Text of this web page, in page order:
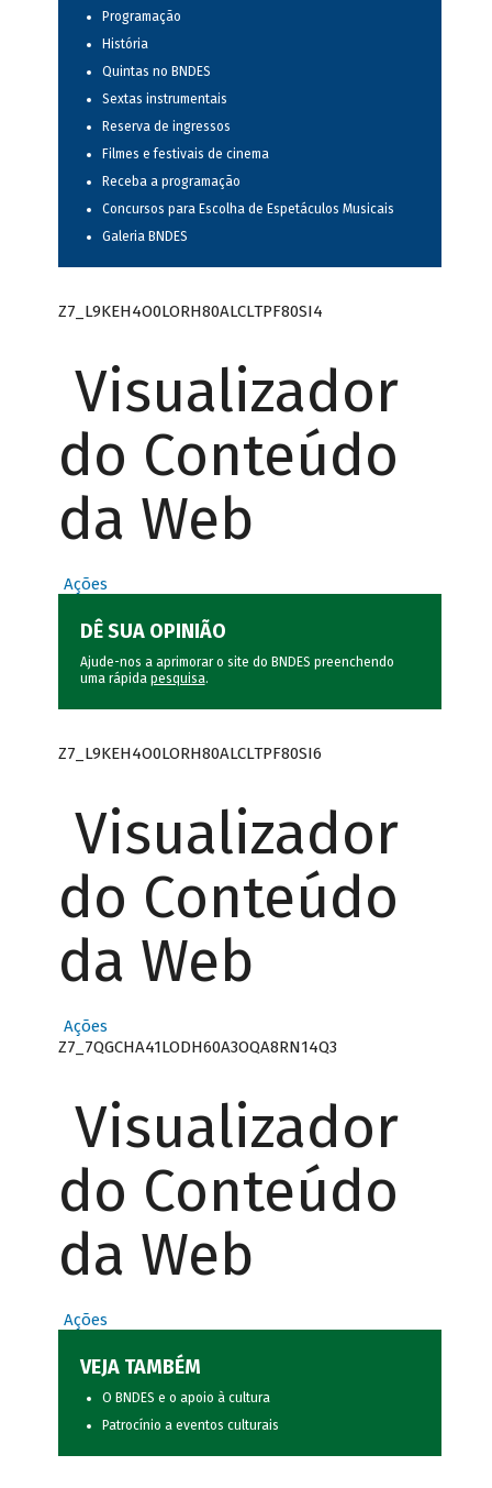
Programação
História
Quintas no BNDES
Sextas instrumentais
Reserva de ingressos
Filmes e festivais de cinema
Receba a programação
Concursos para Escolha de Espetáculos Musicais
Galeria BNDES
Z7_L9KEH4O0LORH80ALCLTPF80SI4
Visualizador
do Conteúdo
da Web
Ações
DÊ SUA OPINIÃO
Ajude-nos a aprimorar o site do BNDES preenchendo
uma rápida pesquisa.
Z7_L9KEH4O0LORH80ALCLTPF80SI6
Visualizador
do Conteúdo
da Web
Ações
Z7_7QGCHA41LODH60A3OQA8RN14Q3
Visualizador
do Conteúdo
da Web
Ações
VEJA TAMBÉM
O BNDES e o apoio à cultura
Patrocínio a eventos culturais